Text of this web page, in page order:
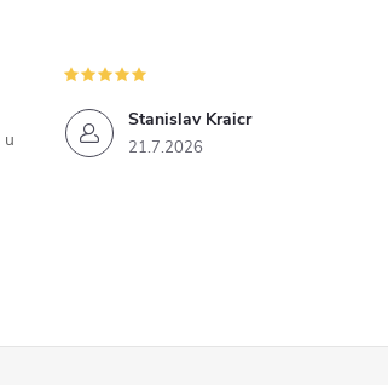
u
Stanislav Kraicr
21.7.2026